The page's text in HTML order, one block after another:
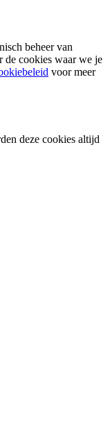
beheer van
de cookies waar we je
voor meer
deze cookies altijd